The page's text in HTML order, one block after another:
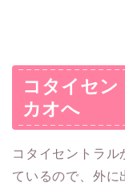
コタイセ
カオへ
コタイセントラル
ているので、外に